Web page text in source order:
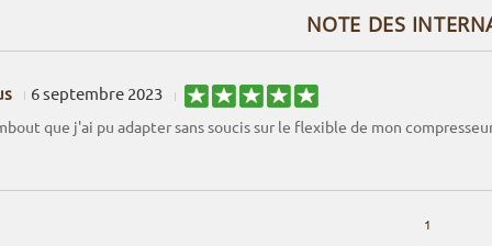
NOTE DES
6 septembre 2023
que j'ai pu adapter sans soucis sur le flexible de mon
1